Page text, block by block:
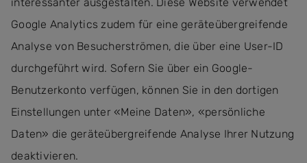
Google Analytics zudem für eine geräteübergreifende
Analyse von Besucherströmen, die über eine User-ID
durchgeführt wird. Sofern Sie über ein Google-
Benutzerkonto verfügen, können Sie in den dortigen
Einstellungen unter «Meine Daten», «persönliche
Daten» die geräteübergreifende Analyse Ihrer Nutzung
deaktivieren.